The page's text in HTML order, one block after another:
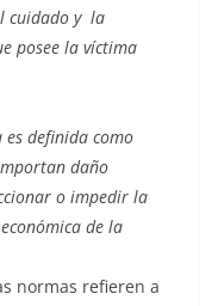
cuidado y la
posee la víctima
definida como
daño
o impedir la
de la
normas refieren a